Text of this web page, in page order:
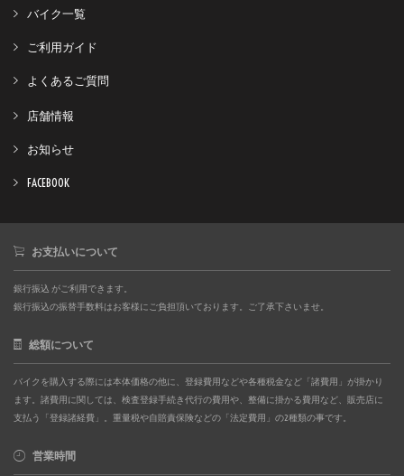
バイク一覧
ご利用ガイド
よくあるご質問
店舗情報
お知らせ
FACEBOOK
お支払いについて
銀行振込 がご利用できます。
銀行振込の振替手数料はお客様にご負担頂いております。ご了承下さいませ。
総額について
バイクを購入する際には本体価格の他に、登録費用などや各種税金など「諸費用」が掛かり
ます。諸費用に関しては、検査登録手続き代行の費用や、整備に掛かる費用など、販売店に
支払う「登録諸経費」。重量税や自賠責保険などの「法定費用」の2種類の事です。
営業時間